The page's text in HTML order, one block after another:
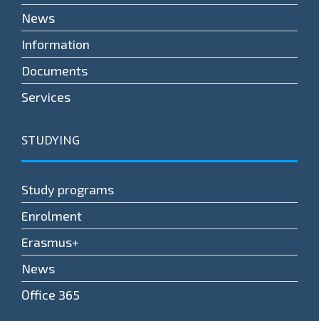
News
Information
Documents
Services
STUDYING
Study programs
Enrolment
Erasmus+
News
Оffice 365